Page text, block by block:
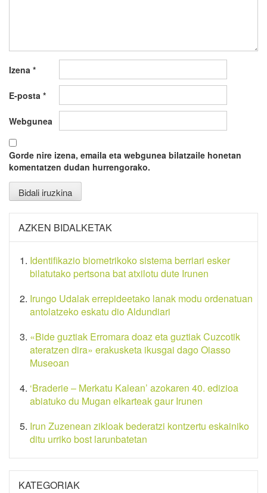
Izena *
E-posta *
Webgunea
Gorde nire izena, emaila eta webgunea bilatzaile honetan
komentatzen dudan hurrengorako.
AZKEN BIDALKETAK
Identifikazio biometrikoko sistema berriari esker
bilatutako pertsona bat atxilotu dute Irunen
Irungo Udalak errepideetako lanak modu ordenatuan
antolatzeko eskatu dio Aldundiari
«Bide guztiak Erromara doaz eta guztiak Cuzcotik
ateratzen dira» erakusketa ikusgai dago Oiasso
Museoan
‘Braderie – Merkatu Kalean’ azokaren 40. edizioa
abiatuko du Mugan elkarteak gaur Irunen
Irun Zuzenean zikloak bederatzi kontzertu eskainiko
ditu urriko bost larunbatetan
KATEGORIAK